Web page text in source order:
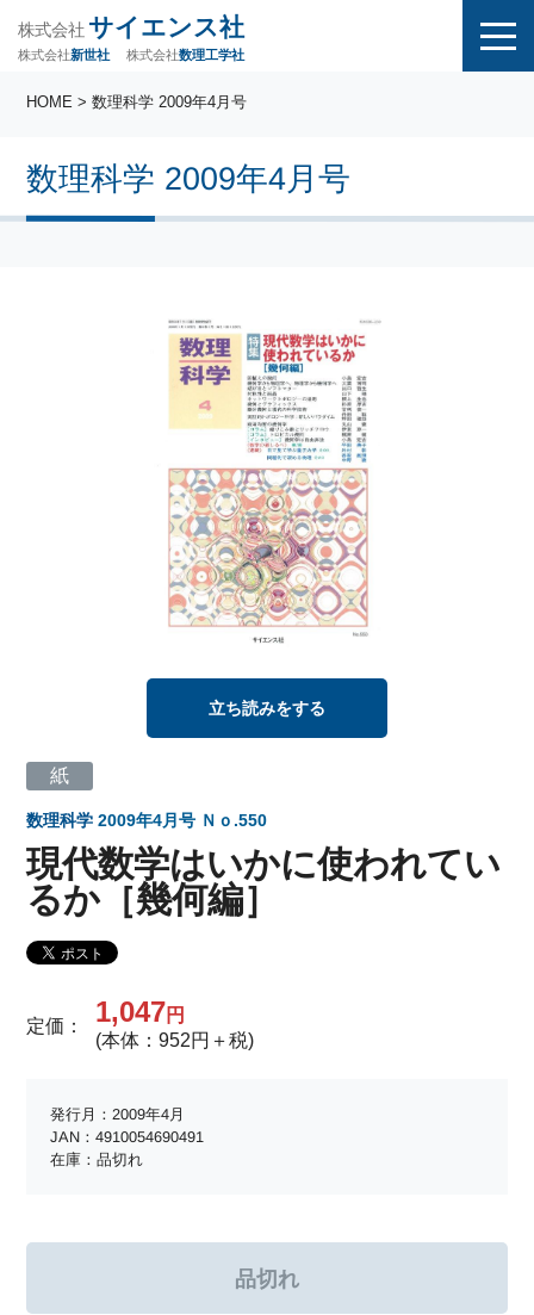
株式会社 サイエンス社
株式会社新世社 株式会社数理工学社
数理科学 2009年4月号
HOME > 数理科学 2009年4月号
立ち読みをする
紙
数理科学 2009年4月号 Ｎｏ.550
現代数学はいかに使われてい
るか［幾何編］
定価： 1,047円
(本体：952円＋税)
発行月：2009年4月
JAN：4910054690491
在庫：品切れ